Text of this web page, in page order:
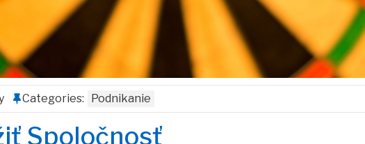
Categories: Podnikanie
Spoločnosť